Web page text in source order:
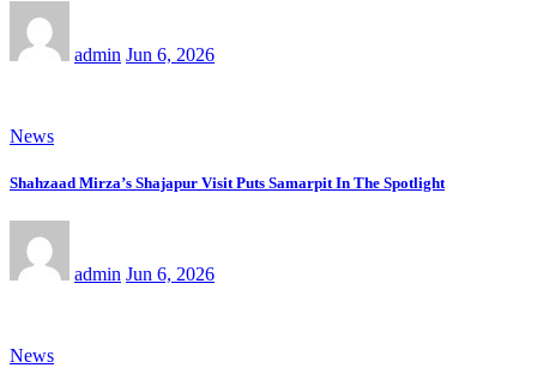
admin Jun 6, 2026
News
Shahzaad Mirza’s Shajapur Visit Puts Samarpit In The Spotlight
admin Jun 6, 2026
News